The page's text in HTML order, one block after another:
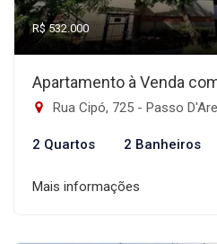
R$ 532.000
Apartamento à Venda
Rua Cipó, 725 - Passo
2 Quartos 2 Banheiros
Mais informações